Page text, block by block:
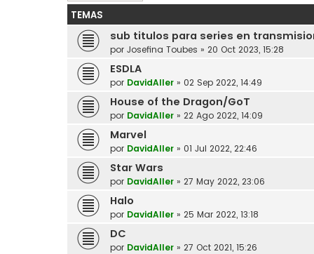
TEMAS
sub titulos para series en
por Josefina Toubes » 20 Oct 2023, 15:28
ESDLA
por DavidAller » 02 Sep 2022, 14:49
House of the Dragon/GoT
por DavidAller » 22 Ago 2022, 14:09
Marvel
por DavidAller » 01 Jul 2022, 22:46
Star Wars
por DavidAller » 27 May 2022, 23:06
Halo
por DavidAller » 25 Mar 2022, 13:18
DC
por DavidAller » 27 Oct 2021, 15:26